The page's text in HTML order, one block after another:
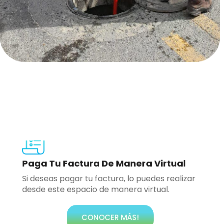
Paga Tu Factura De Manera Virtual
Si deseas pagar tu factura, lo puedes realizar
desde este espacio de manera virtual.
CONOCER MÁS!